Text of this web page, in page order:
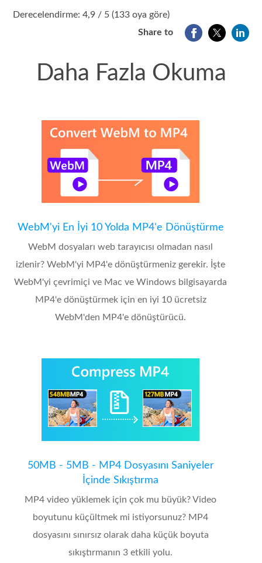
Derecelendirme: 4,9 / 5 (133 oya göre)
Share to
Daha Fazla Okuma
WebM'yi En İyi 10 Yolda MP4'e Dönüştürme
WebM dosyaları web tarayıcısı olmadan nasıl
izlenir? WebM'yi MP4'e dönüştürmeniz gerekir. İşte
WebM'yi çevrimiçi ve Mac ve Windows bilgisayarda
MP4'e dönüştürmek için en iyi 10 ücretsiz
WebM'den MP4'e dönüştürücü.
50MB - 5MB - MP4 Dosyasını Saniyeler
İçinde Sıkıştırma
MP4 video yüklemek için çok mu büyük? Video
boyutunu küçültmek mi istiyorsunuz? MP4
dosyasını sınırsız olarak daha küçük boyuta
sıkıştırmanın 3 etkili yolu.